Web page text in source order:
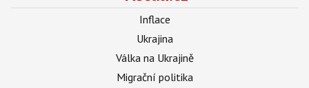
Inflace
Ukrajina
Válka na Ukrajině
Migrační politika